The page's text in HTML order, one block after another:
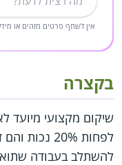
אין לשתף פרטים מזהים או
בקצרה
שיקום מקצועי מיועד
לפחות 20%
להשתלב בעבודה